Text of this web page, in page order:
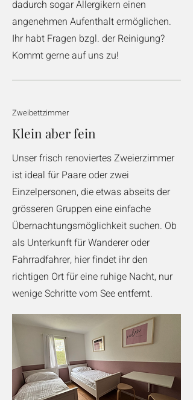
dadurch sogar Allergikern einen
angenehmen Aufenthalt ermöglichen.
Ihr habt Fragen bzgl. der Reinigung?
Kommt gerne auf uns zu!
Zweibettzimmer
Klein aber fein
Unser frisch renoviertes Zweierzimmer
ist ideal für Paare oder zwei
Einzelpersonen, die etwas abseits der
grösseren Gruppen eine einfache
Übernachtungsmöglichkeit suchen. Ob
als Unterkunft für Wanderer oder
Fahrradfahrer, hier findet ihr den
richtigen Ort für eine ruhige Nacht, nur
wenige Schritte vom See entfernt.